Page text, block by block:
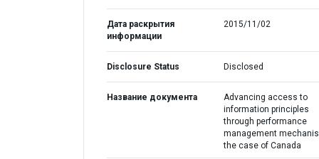
Дата раскрытия
информации
2015/11/02
Disclosure Status Disclosed
Название документа
Advancing access to
information principles
through performance
management
the case of Canada